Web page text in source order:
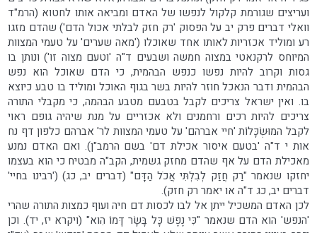
ועריצים שגורמת קלקול לנפשו של האדם ומביאה אותו לחטוא (הרמ"ד
וואלי דברים פרק יב על הפסוק 'רק חזק לבלתי אכול הדם') שהדם מזגו
רע ומוליד אכזריות לאותו אחד שאוכלו ('מאה שערים' על טעמי המצוות
המיוחס לרקנאטי במצוה חמשה ושבעים ד"ה 'וטעם מצוה זו') ונותן בו
גסות וקרוב להיות נפשו כנפש הבהמית, כי הדם שאוכל הוא נפש
הבהמית ודבר הנאכל חוזר להיות בשר בגוף האוכל ומוליד בו טבע כיוצא
בו. ואין ישראל צריכים לקבל בטבעם מטבע הבהמה, כי מקבלי התורה
צריכים להיות רכים ורחמנים ולא אכזריים על מנת שיהיה גופם ראוי
לקבל המוּשְׂכָּלוֹת 'חיי אברהם' על טעמי המצוות לר' אברהם כלפון דף נח
אות י ד"ה 'בטעם איסור אכילת דם' בשם הרמב"ן). ואם האדם נמנע
מאכילת הדם על אף שהדם מחזק גשמית, הקב"ה מבטיח כי הוא בעצמו
יחזקו שנאמר "רַק חֲזַק לְבִלְתִּי אֲכֹל הַדָּם" (דברים יב, כג) ('רבינו בחיי'
דברים יב, כג ד"ה או יאמר רק חזק).
לכן האדם המשכיל ייתן אל לבו לכסות דם חיה ועוף כמצות התורה שהרי
'הנפש' הוא הדם שנאמר "כִּי נֶפֶשׁ כָּל בָּשָׂר דָּמוֹ הִוא" (ויקרא יז, יד). וכן